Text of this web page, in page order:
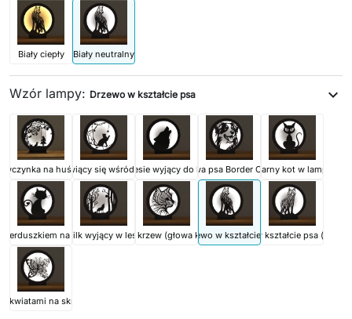
Biały ciepły Biały neutralny
Wzór lampy: Drzewo w kształcie psa expand_more
na huśtawce
Kot bawiący się wśród gwiazd
Wilk w lesie wyjący do księżyca
Głowa psa Border CollieCzarny kot w lampie
serduszkiem na ogonieWilk wyjący w lesieKoci krzew (głowa kota)Drzewo w kształcie psa
Drzewo w kształcie psa
kwiatami na skrzydłach